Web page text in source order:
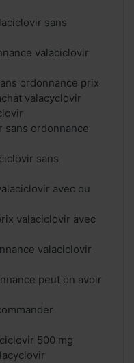
sans
valaciclovir
ordonnance prix
valacyclovir
sans ordonnance
sans
avec ou
valaciclovir avec
valaciclovir
peut on avoir
500 mg